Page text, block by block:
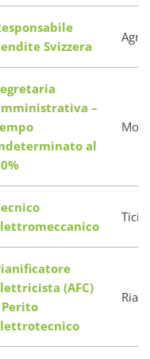
Svizzera
Agno
–
al
(AFC)